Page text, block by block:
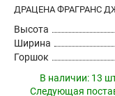
Высота
Ширина
Горшок
В наличии: 13
Следующая